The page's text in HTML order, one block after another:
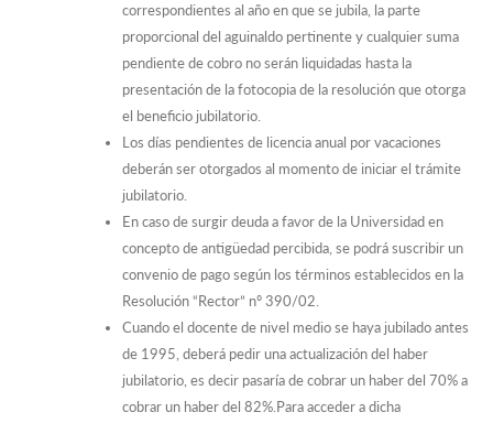
correspondientes al año en que se jubila, la parte
proporcional del aguinaldo pertinente y cualquier suma
pendiente de cobro no serán liquidadas hasta la
presentación de la fotocopia de la resolución que otorga
el beneficio jubilatorio.
Los días pendientes de licencia anual por vacaciones
deberán ser otorgados al momento de iniciar el trámite
jubilatorio.
En caso de surgir deuda a favor de la Universidad en
concepto de antigüedad percibida, se podrá suscribir un
convenio de pago según los términos establecidos en la
Resolución “Rector” nº 390/02.
Cuando el docente de nivel medio se haya jubilado antes
de 1995, deberá pedir una actualización del haber
jubilatorio, es decir pasaría de cobrar un haber del 70% a
cobrar un haber del 82%.Para acceder a dicha